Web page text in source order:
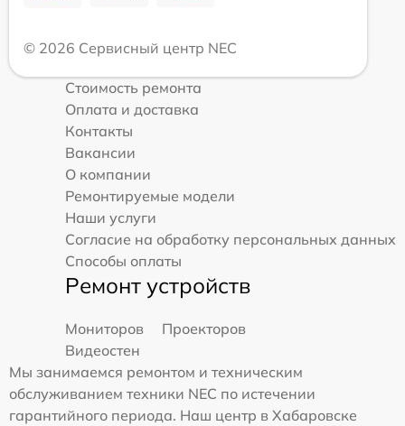
© 2026 Сервисный центр NEC
Стоимость ремонта
Оплата и доставка
Контакты
Вакансии
О компании
Ремонтируемые модели
Наши услуги
Согласие на обработку персональных данных
Способы оплаты
Ремонт устройств
Мониторов
Проекторов
Видеостен
Мы занимаемся ремонтом и техническим
обслуживанием техники NEC по истечении
гарантийного периода. Наш центр в Хабаровске